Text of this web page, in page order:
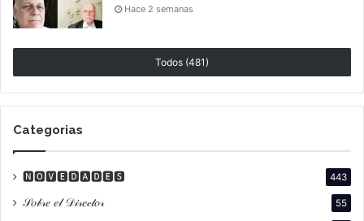
Hace 2 semanas
Todos (481)
Categorias
🅽🅾🆅🅴🅳🅰🅳🅴🆂 443
𝒮𝑜𝒷𝓇𝑒 𝑒𝓁 𝒟𝒾𝓇𝑒𝒸𝓉𝑜𝓇 55